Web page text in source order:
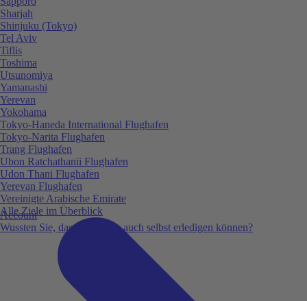
Account
Wussten Sie, dass Sie vieles auch selbst erledigen können?
Sharjah
Shinjuku (Tokyo)
Tel Aviv
Tiflis
Toshima
Utsunomiya
Yamanashi
Yerevan
Yokohama
Tokyo-Haneda International Flughafen
Tokyo-Narita Flughafen
Trang Flughafen
Ubon Ratchathanii Flughafen
Udon Thani Flughafen
Yerevan Flughafen
Vereinigte Arabische Emirate
Alle Ziele im Überblick